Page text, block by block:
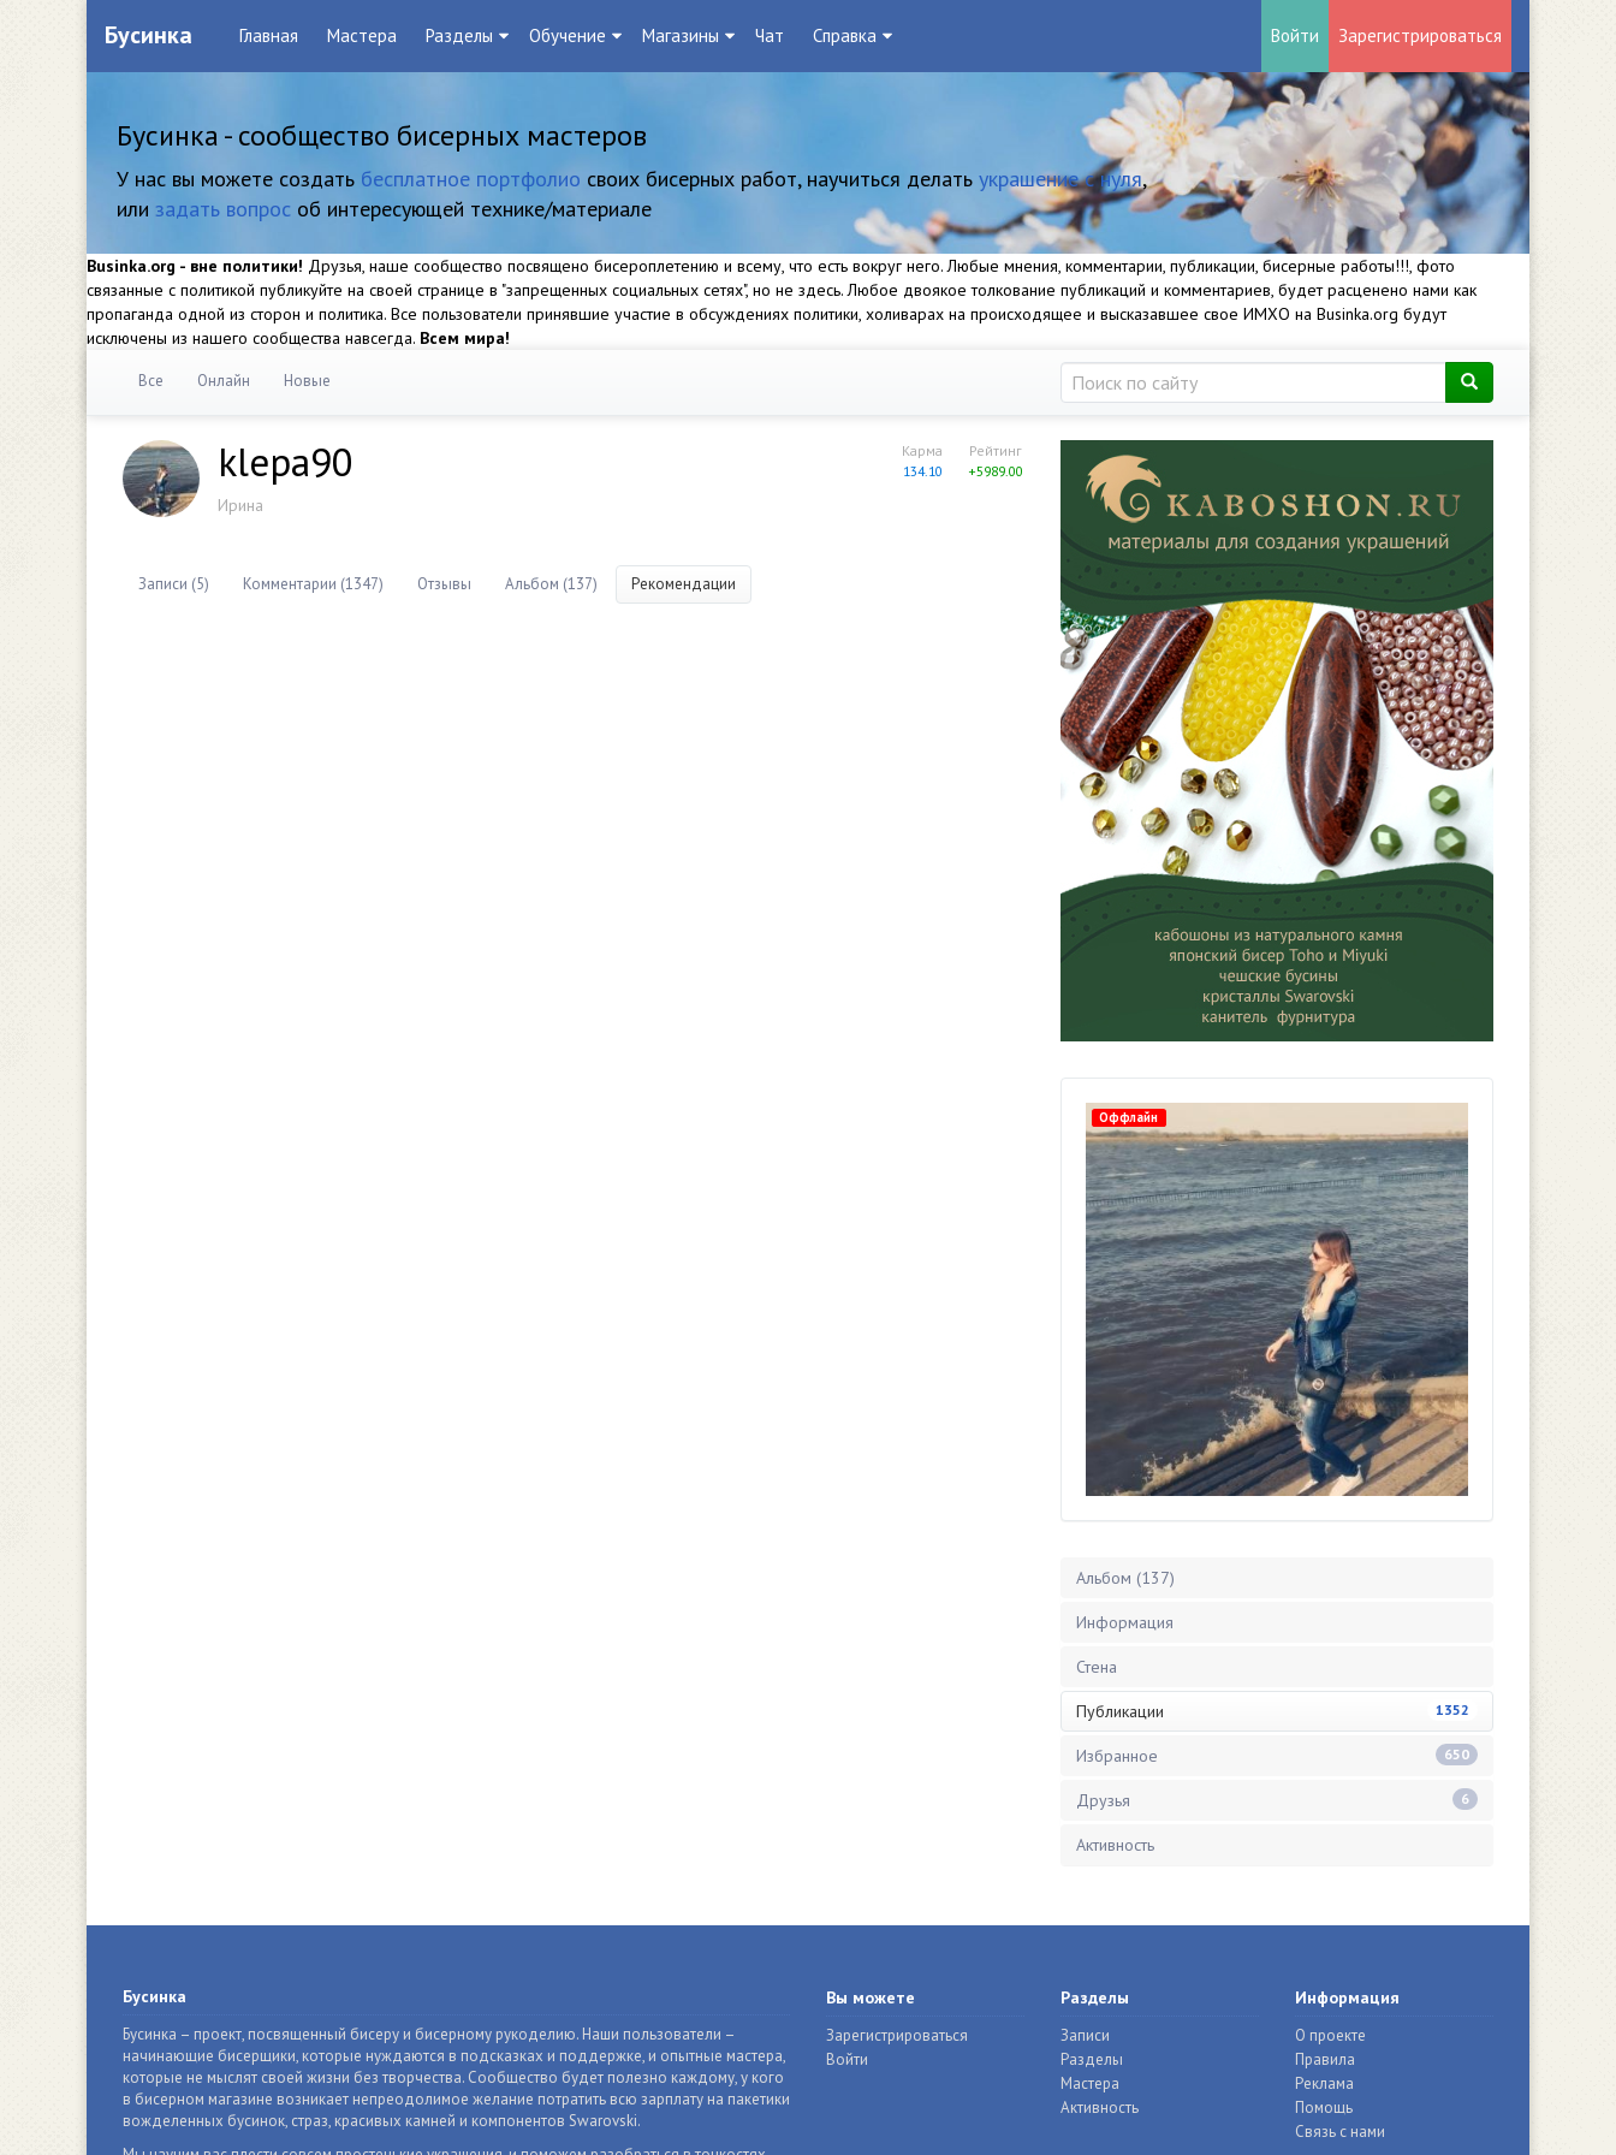
Бусинка Главная Мастера Разделы Обучение Магазины Чат Справка Войти Зарегистрироваться
Бусинка - сообщество бисерных мастеров
У нас вы можете создать бесплатное портфолио своих бисерных работ, научиться делать украшение с нуля,
или задать вопрос об интересующей технике/материале
Businka.org - вне политики! Друзья, наше сообщество посвящено бисероплетению и всему, что есть вокруг него. Любые мнения, комментарии, публикации, бисерные работы!!!, фото
связанные с политикой публикуйте на своей странице в "запрещенных социальных сетях", но не здесь. Любое двоякое толкование публикаций и комментариев, будет расценено нами как
пропаганда одной из сторон и политика. Все пользователи принявшие участие в обсуждениях политики, холиварах на происходящее и высказавшее свое ИМХО на Businka.org будут
исключены из нашего сообщества навсегда. Всем мира!
Все Онлайн Новые
Рейтинг
+5989.00
Карма
134.10
klepa90
Ирина
Записи (5) Комментарии (1347) Отзывы Альбом (137) Рекомендации
Оффлайн
Альбом (137)
Информация
Стена
Публикации 1352
Избранное 650
Друзья 6
Активность
Бусинка
Бусинка – проект, посвященный бисеру и бисерному рукоделию. Наши пользователи –
начинающие бисерщики, которые нуждаются в подсказках и поддержке, и опытные мастера,
которые не мыслят своей жизни без творчества. Сообщество будет полезно каждому, у кого
в бисерном магазине возникает непреодолимое желание потратить всю зарплату на пакетики
вожделенных бусинок, страз, красивых камней и компонентов Swarovski.
Вы можете
Зарегистрироваться
Войти
Разделы
Записи
Разделы
Мастера
Активность
Информация
О проекте
Правила
Реклама
Помощь
Связь с нами